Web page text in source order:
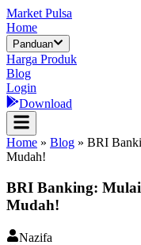
Market Pulsa
Home
Panduan
Harga Produk
Blog
Login
Download
Home » Blog » BRI
Mudah!
BRI Banking:
Mudah!
Nazifa